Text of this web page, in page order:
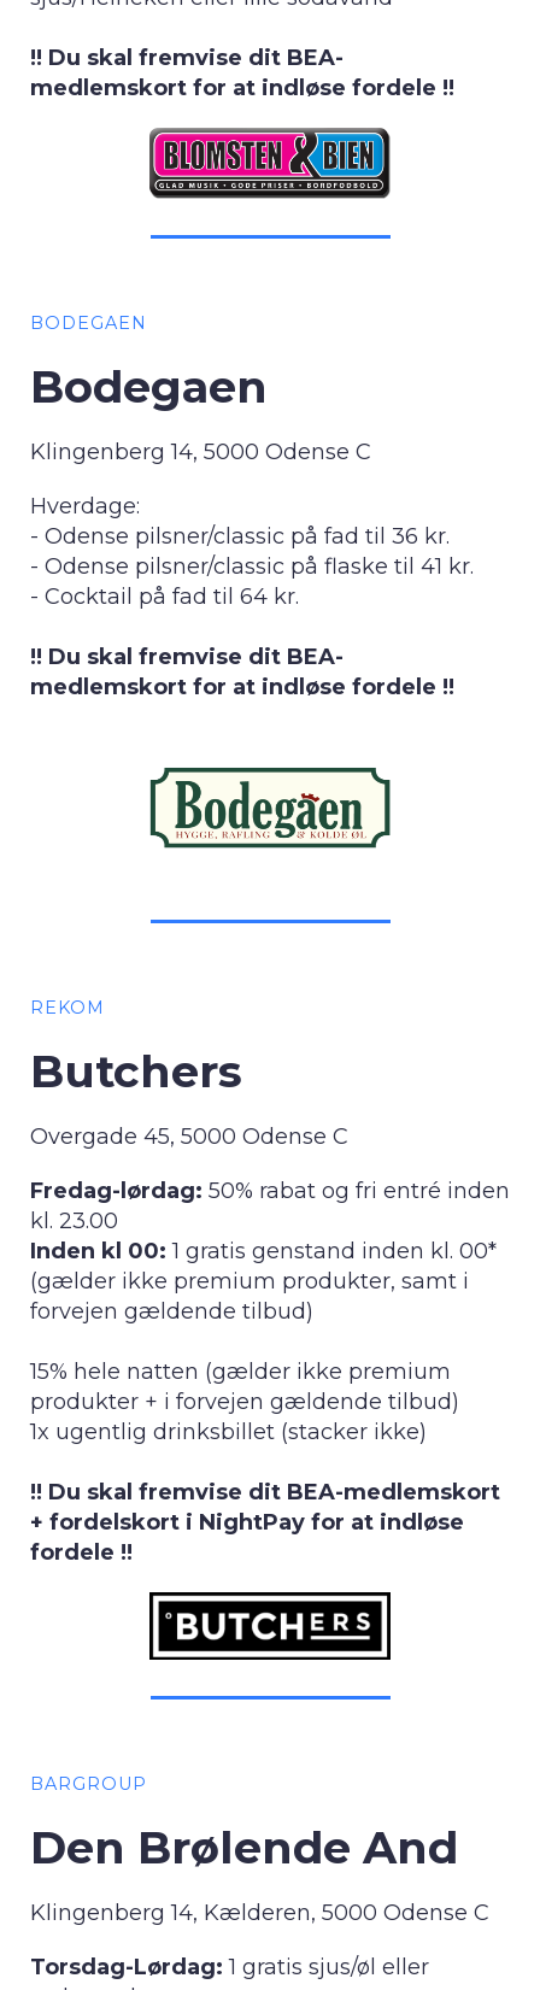
!! Du skal fremvise dit BEA-
medlemskort for at indløse fordele !!
BODEGAEN
Bodegaen
Klingenberg 14, 5000 Odense C
Hverdage:
- Odense pilsner/classic på fad til 36 kr.
- Odense pilsner/classic på flaske til 41 kr.
- Cocktail på fad til 64 kr.
!! Du skal fremvise dit BEA-
medlemskort for at indløse fordele !!
REKOM
Butchers
Overgade 45, 5000 Odense C
Fredag-lørdag: 50% rabat og fri entré inden
kl. 23.00
Inden kl 00:1 gratis genstand inden kl. 00*
(gælder ikke premium produkter, samt i
forvejen gældende tilbud)
15% hele natten (gælder ikke premium
produkter + i forvejen gældende tilbud)
1x ugentlig drinksbillet (stacker ikke)
!! Du skal fremvise dit BEA-medlemskort
+ fordelskort i NightPay for at indløse
fordele !!
BARGROUP
Den Brølende And
Klingenberg 14, Kælderen, 5000 Odense C
Torsdag-Lørdag: 1 gratis sjus/øl eller